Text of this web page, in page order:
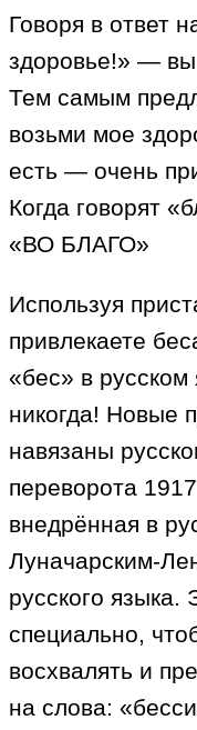
Говоря в ответ
здоровье!» — вы
Тем самым
возьми мое
есть — очень
Когда говорят
«ВО БЛАГО»
Используя
привлекаете
«бес» в
никогда! Новые
навязаны
переворота
внедрённая в
Луначарским-
русского языка.
специально,
восхвалять и
на слова: